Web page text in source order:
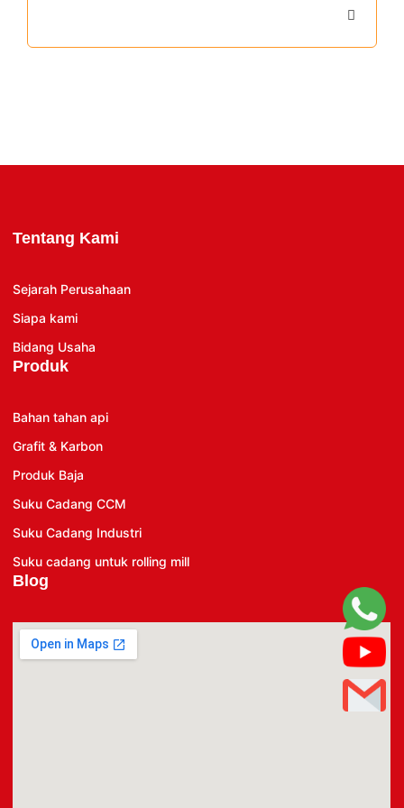
Tentang Kami
Sejarah Perusahaan
Siapa kami
Bidang Usaha
Produk
Bahan tahan api
Grafit & Karbon
Produk Baja
Suku Cadang CCM
Suku Cadang Industri
Suku cadang untuk rolling mill
Blog